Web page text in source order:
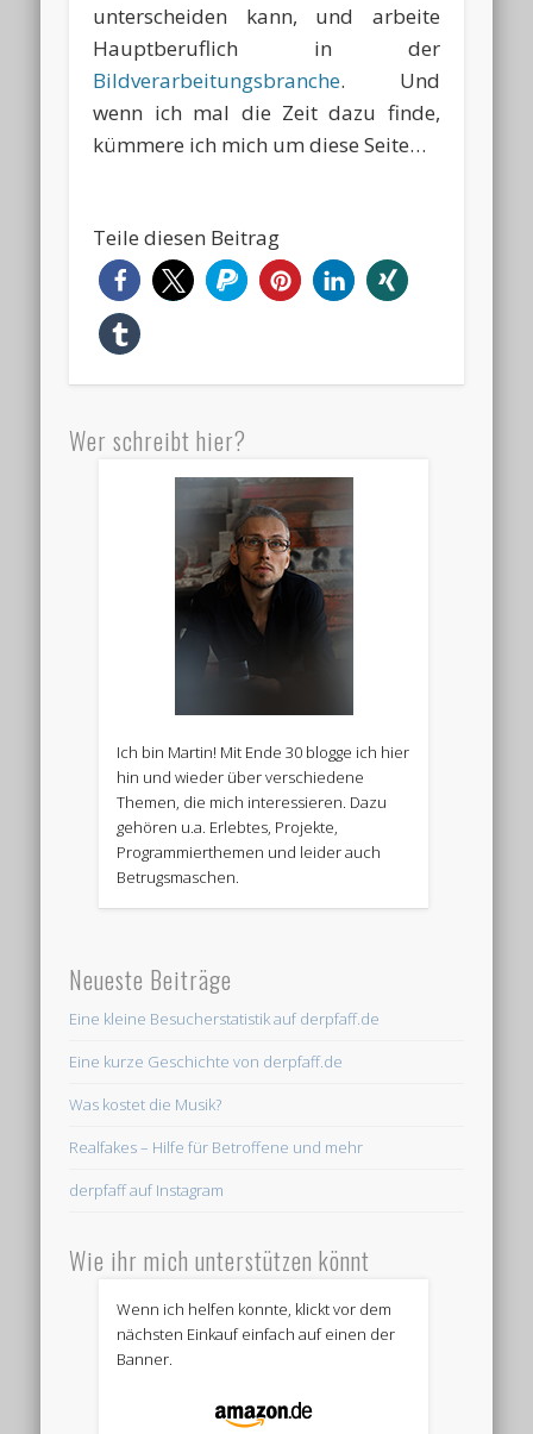
unterscheiden kann, und arbeite
Hauptberuflich in der
Bildverarbeitungsbranche. Und
wenn ich mal die Zeit dazu finde,
kümmere ich mich um diese Seite…
Teile diesen Beitrag
Wer schreibt hier?
Ich bin Martin! Mit Ende 30 blogge ich hier
hin und wieder über verschiedene
Themen, die mich interessieren. Dazu
gehören u.a. Erlebtes, Projekte,
Programmierthemen und leider auch
Betrugsmaschen.
Neueste Beiträge
Eine kleine Besucherstatistik auf derpfaff.de
Eine kurze Geschichte von derpfaff.de
Was kostet die Musik?
Realfakes – Hilfe für Betroffene und mehr
derpfaff auf Instagram
Wie ihr mich unterstützen könnt
Wenn ich helfen konnte, klickt vor dem
nächsten Einkauf einfach auf einen der
Banner.